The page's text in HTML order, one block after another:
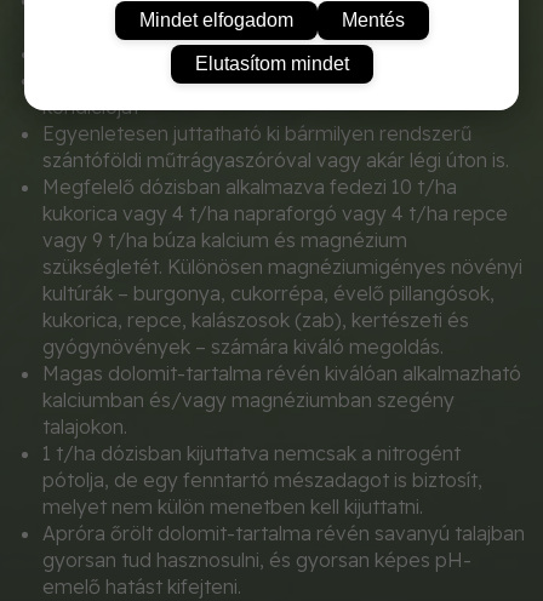
minőségét
Emeli a talaj pH-ját, csökkenti a talaj savanyúságát
Javítja a növény stressztűrő képességét és
kondícióját
Egyenletesen juttatható ki bármilyen rendszerű
szántóföldi műtrágyaszóróval vagy akár légi úton is.
Megfelelő dózisban alkalmazva fedezi 10 t/ha
kukorica vagy 4 t/ha napraforgó vagy 4 t/ha repce
vagy 9 t/ha búza kalcium és magnézium
szükségletét. Különösen magnéziumigényes növényi
kultúrák – burgonya, cukorrépa, évelő pillangósok,
kukorica, repce, kalászosok (zab), kertészeti és
gyógynövények – számára kiváló megoldás.
Magas dolomit-tartalma révén kiválóan alkalmazható
kalciumban és/vagy magnéziumban szegény
talajokon.
1 t/ha dózisban kijuttatva nemcsak a nitrogént
pótolja, de egy fenntartó mészadagot is biztosít,
melyet nem külön menetben kell kijuttatni.
Apróra őrölt dolomit-tartalma révén savanyú talajban
gyorsan tud hasznosulni, és gyorsan képes pH-
emelő hatást kifejteni.
Mindet elfogadom Mentés
Elutasítom mindet